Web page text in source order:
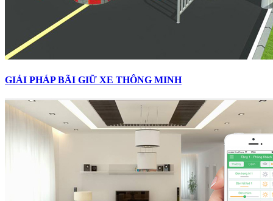
GIẢI PHÁP BÃI GIỮ XE THÔNG MINH